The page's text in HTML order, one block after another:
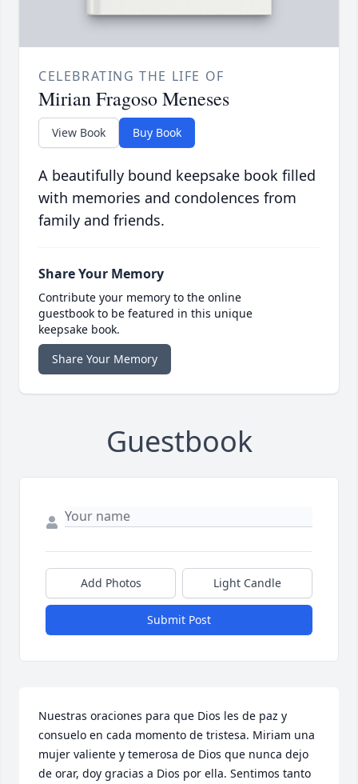
CELEBRATING THE LIFE OF
Mirian Fragoso Meneses
View Book Buy Book
A beautifully bound keepsake book filled
with memories and condolences from
family and friends.
Share Your Memory
Contribute your memory to the online
guestbook to be featured in this unique
keepsake book.
Share Your Memory
Guestbook
Add Photos Light Candle
Submit Post
Nuestras oraciones para que Dios les de paz y
consuelo en cada momento de tristesa. Miriam una
mujer valiente y temerosa de Dios que nunca dejo
de orar, doy gracias a Dios por ella. Sentimos tanto